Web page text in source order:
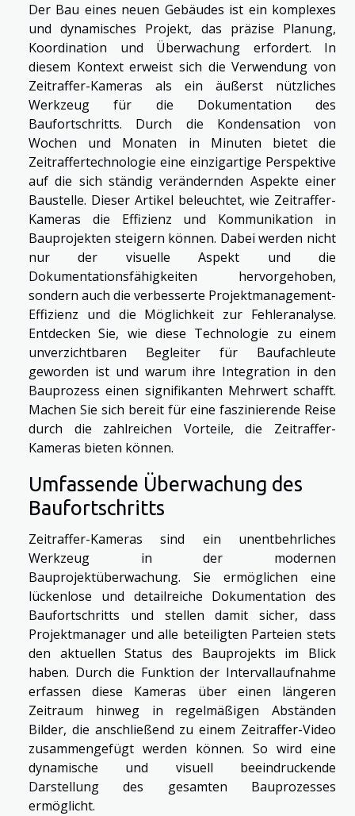
Der Bau eines neuen Gebäudes ist ein komplexes
und dynamisches Projekt, das präzise Planung,
Koordination und Überwachung erfordert. In
diesem Kontext erweist sich die Verwendung von
Zeitraffer-Kameras als ein äußerst nützliches
Werkzeug für die Dokumentation des
Baufortschritts. Durch die Kondensation von
Wochen und Monaten in Minuten bietet die
Zeitraffertechnologie eine einzigartige Perspektive
auf die sich ständig verändernden Aspekte einer
Baustelle. Dieser Artikel beleuchtet, wie Zeitraffer-
Kameras die Effizienz und Kommunikation in
Bauprojekten steigern können. Dabei werden nicht
nur der visuelle Aspekt und die
Dokumentationsfähigkeiten hervorgehoben,
sondern auch die verbesserte Projektmanagement-
Effizienz und die Möglichkeit zur Fehleranalyse.
Entdecken Sie, wie diese Technologie zu einem
unverzichtbaren Begleiter für Baufachleute
geworden ist und warum ihre Integration in den
Bauprozess einen signifikanten Mehrwert schafft.
Machen Sie sich bereit für eine faszinierende Reise
durch die zahlreichen Vorteile, die Zeitraffer-
Kameras bieten können.
Umfassende Überwachung des
Baufortschritts
Zeitraffer-Kameras sind ein unentbehrliches
Werkzeug in der modernen
Bauprojektüberwachung. Sie ermöglichen eine
lückenlose und detailreiche Dokumentation des
Baufortschritts und stellen damit sicher, dass
Projektmanager und alle beteiligten Parteien stets
den aktuellen Status des Bauprojekts im Blick
haben. Durch die Funktion der Intervallaufnahme
erfassen diese Kameras über einen längeren
Zeitraum hinweg in regelmäßigen Abständen
Bilder, die anschließend zu einem Zeitraffer-Video
zusammengefügt werden können. So wird eine
dynamische und visuell beeindruckende
Darstellung des gesamten Bauprozesses
ermöglicht.